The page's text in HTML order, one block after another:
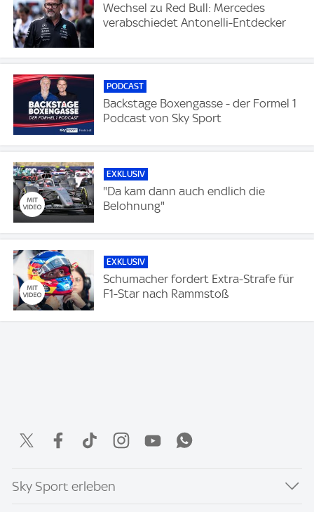
Wechsel zu Red Bull: Mercedes
verabschiedet Antonelli-Entdecker
PODCAST
Backstage Boxengasse - der Formel 1
Podcast von Sky Sport
EXKLUSIV
"Da kam dann auch endlich die
Belohnung"
EXKLUSIV
Schumacher fordert Extra-Strafe für
F1-Star nach Rammstoß
Sky Sport erleben